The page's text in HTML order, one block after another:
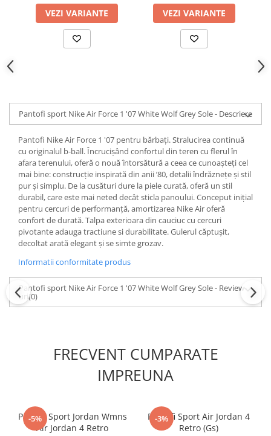
VEZI VARIANTE VEZI VARIANTE
Pantofi sport Nike Air Force 1 '07 White Wolf Grey Sole - Descriere
Pantofi Nike Air Force 1 '07 pentru bărbați. Stralucirea continuă
cu originalul b-ball. Încrucișând confortul din teren cu flerul în
afara terenului, oferă o nouă întorsătură a ceea ce cunoașteți cel
mai bine: construcție inspirată din anii ’80, detalii îndrăznețe și stil
pur și simplu. De la cusături dure la piele curată, oferă un stil
durabil, care este mai neted decât sticla panoului. Conceput inițial
pentru cercuri de performanță, amortizarea Nike Air oferă
confort de durată. Talpa exterioara din cauciuc cu cercuri
pivotante adauga tractiune si durabilitate. Gulerul căptușit,
decoltat arată elegant și se simte grozav.
Informatii conformitate produs
Pantofi sport Nike Air Force 1 '07 White Wolf Grey Sole - Review-
uri(0)
FRECVENT CUMPARATE
IMPREUNA
-5%
Pantofi Sport Jordan Wmns
Air Jordan 4 Retro
-3%
Pantofi Sport Air Jordan 4
Retro (Gs)